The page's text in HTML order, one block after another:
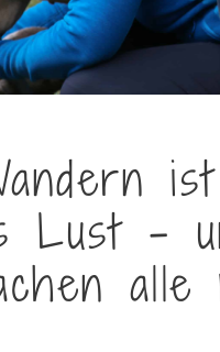
Lust -
alle